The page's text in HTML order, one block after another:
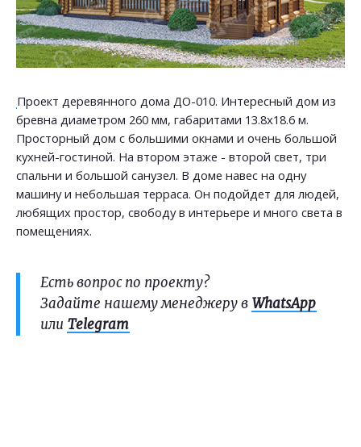
Проект деревянного дома ДО-010. Интересный дом из
бревна диаметром 260 мм, габаритами 13.8х18.6 м.
Просторный дом с большими окнами и очень большой
кухней-гостиной. На втором этаже - второй свет, три
спальни и большой санузел. В доме навес на одну
машину и небольшая терраса. Он подойдет для людей,
любящих простор, свободу в интерьере и много света в
помещениях.
Есть вопрос по проекту?
Задайте нашему менеджеру в WhatsApp
или Telegram